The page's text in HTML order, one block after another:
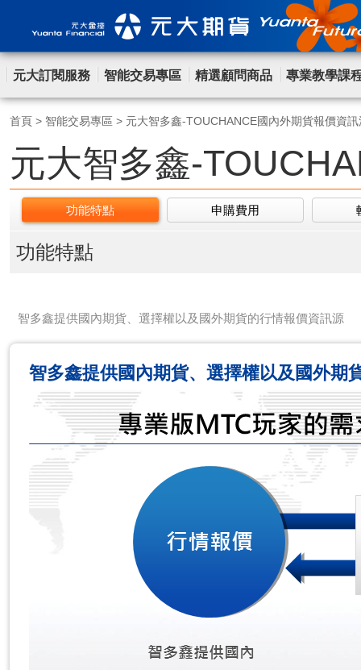
元大訂閱服務 智能交易專區 精選顧問商品 專業教學課
首頁 > 智能交易專區 > 元大智多鑫-TOUCHANCE國內外期貨報價資訊
元大智多鑫-
功能特點 申購費用
功能特點
智多鑫提供國內期貨、選擇權以及國外期貨的行情報價資訊源
智多鑫提供國內期貨、選擇權以及國外期